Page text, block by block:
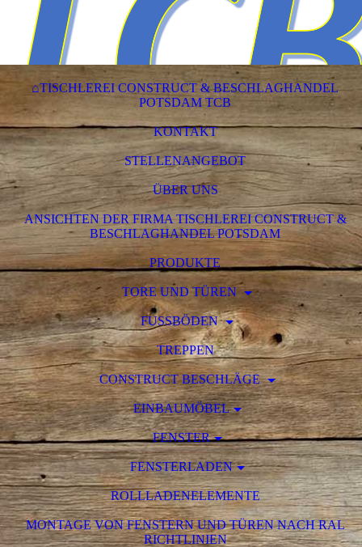
⌂TISCHLEREI CONSTRUCT & BESCHLAGHANDEL
POTSDAM TCB
KONTAKT
STELLENANGEBOT
ÜBER UNS
ANSICHTEN DER FIRMA TISCHLEREI CONSTRUCT &
BESCHLAGHANDEL POTSDAM
PRODUKTE
TORE UND TÜREN
FUSSBÖDEN
TREPPEN
CONSTRUCT BESCHLÄGE
EINBAUMÖBEL
FENSTER
FENSTERLADEN
ROLLLADENELEMENTE
MONTAGE VON FENSTERN UND TÜREN NACH RAL
RICHTLINIEN